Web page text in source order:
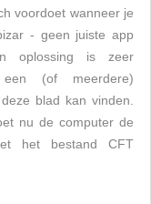
voordoet wanneer je
- geen juiste app
oplossing is zeer
(of meerdere)
blad kan vinden.
nu de computer de
het bestand CFT